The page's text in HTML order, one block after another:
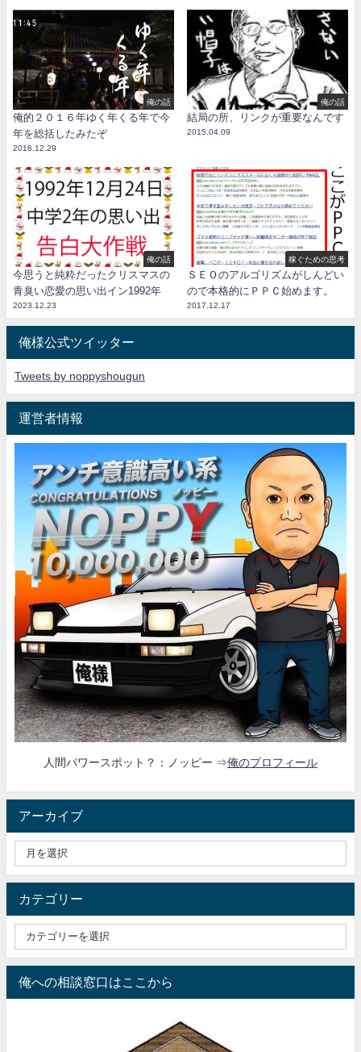
俺の話
俺的２０１６年ゆく年くる年で今
年を総括したみたぞ
2016.12.29
俺の話
結局の所、リンクが重要なんです
2015.04.09
俺の話
今思うと純粋だったクリスマスの
青臭い恋愛の思い出イン1992年
2023.12.23
稼ぐための思考
ＳＥＯのアルゴリズムがしんどい
ので本格的にＰＰＣ始めます。
2017.12.17
俺様公式ツイッター
Tweets by noppyshougun
運営者情報
人間パワースポット？：ノッピー ⇒俺のプロフィール
アーカイブ
カテゴリー
俺への相談窓口はここから